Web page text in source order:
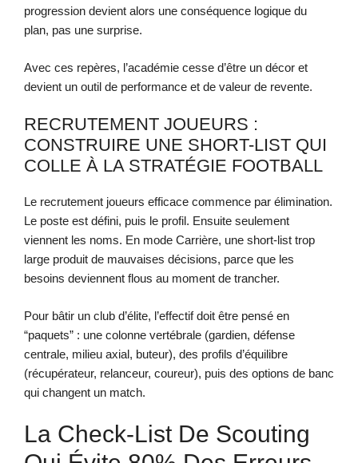
progression devient alors une conséquence logique du
plan, pas une surprise.
Avec ces repères, l’académie cesse d’être un décor et
devient un outil de performance et de valeur de revente.
RECRUTEMENT JOUEURS :
CONSTRUIRE UNE SHORT-LIST QUI
COLLE À LA STRATÉGIE FOOTBALL
Le recrutement joueurs efficace commence par élimination.
Le poste est défini, puis le profil. Ensuite seulement
viennent les noms. En mode Carrière, une short-list trop
large produit de mauvaises décisions, parce que les
besoins deviennent flous au moment de trancher.
Pour bâtir un club d’élite, l’effectif doit être pensé en
“paquets” : une colonne vertébrale (gardien, défense
centrale, milieu axial, buteur), des profils d’équilibre
(récupérateur, relanceur, coureur), puis des options de banc
qui changent un match.
La Check-List De Scouting